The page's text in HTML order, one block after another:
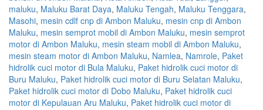
maluku, Maluku Barat Daya, Maluku Tengah, Maluku Tenggara,
Masohi, mesin cdlf cnp di Ambon Maluku, mesin cnp di Ambon
Maluku, mesin semprot mobil di Ambon Maluku, mesin semprot
motor di Ambon Maluku, mesin steam mobil di Ambon Maluku,
mesin steam motor di Ambon Maluku, Namlea, Namrole, Paket
hidrolik cuci motor di Bula Maluku, Paket hidrolik cuci motor di
Buru Maluku, Paket hidrolik cuci motor di Buru Selatan Maluku,
Paket hidrolik cuci motor di Dobo Maluku, Paket hidrolik cuci
motor di Kepulauan Aru Maluku, Paket hidrolik cuci motor di